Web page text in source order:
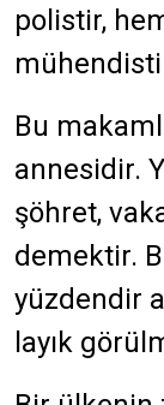
polistir,
Bu
annesidir.
şöhret,
demektir.
yüzdendir
layık